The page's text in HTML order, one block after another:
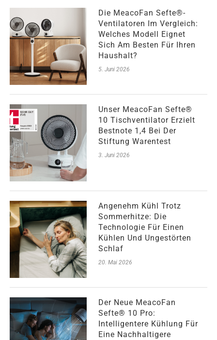
Die MeacoFan Sefte®-
Ventilatoren Im Vergleich:
Welches Modell Eignet
Sich Am Besten Für Ihren
Haushalt?
5. Juni 2026
Unser MeacoFan Sefte®
10 Tischventilator Erzielt
Bestnote 1,4 Bei Der
Stiftung Warentest
3. Juni 2026
Angenehm Kühl Trotz
Sommerhitze: Die
Technologie Für Einen
Kühlen Und Ungestörten
Schlaf
20. Mai 2026
Der Neue MeacoFan
Sefte® 10 Pro:
Intelligentere Kühlung Für
Eine Nachhaltigere